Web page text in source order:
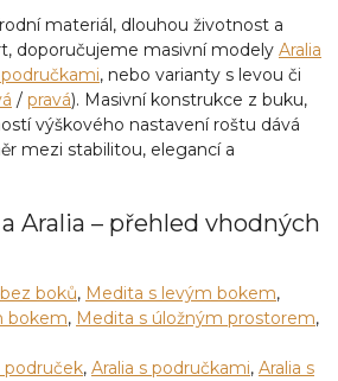
materiál, dlouhou životnost a
doporučujeme masivní modely Aralia
područkami, nebo varianty s levou či
/ pravá). Masivní konstrukce z buku,
výškového nastavení roštu dává
mezi stabilitou, elegancí a
Aralia – přehled vhodných
boků, Medita s levým bokem,
bokem, Medita s úložným prostorem,
područek, Aralia s područkami, Aralia s